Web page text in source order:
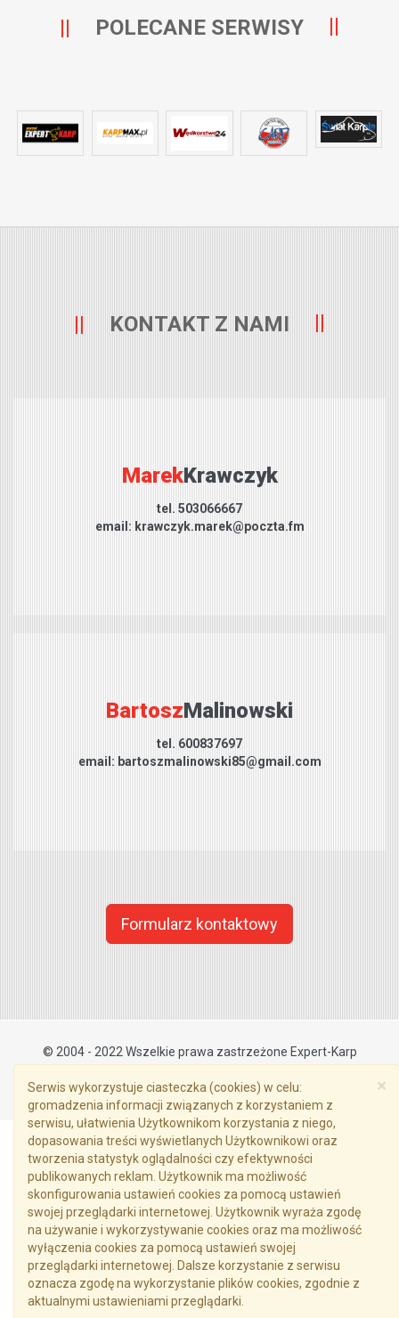
×
Serwis wykorzystuje ciasteczka (cookies) w celu:
gromadzenia informacji związanych z korzystaniem z
serwisu, ułatwienia Użytkownikom korzystania z niego,
dopasowania treści wyświetlanych Użytkownikowi oraz
tworzenia statystyk oglądalności czy efektywności
publikowanych reklam. Użytkownik ma możliwość
skonfigurowania ustawień cookies za pomocą ustawień
swojej przeglądarki internetowej. Użytkownik wyraża zgodę
na używanie i wykorzystywanie cookies oraz ma możliwość
wyłączenia cookies za pomocą ustawień swojej
przeglądarki internetowej. Dalsze korzystanie z serwisu
oznacza zgodę na wykorzystanie plików cookies, zgodnie z
aktualnymi ustawieniami przeglądarki.
POLECANE SERWISY
KONTAKT Z NAMI
MarekKrawczyk
tel. 503066667
email: krawczyk.marek@poczta.fm
BartoszMalinowski
tel. 600837697
email: bartoszmalinowski85@gmail.com
Formularz kontaktowy
© 2004 - 2022 Wszelkie prawa zastrzeżone Expert-Karp